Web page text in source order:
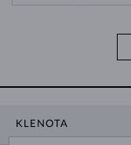
KLENOTA